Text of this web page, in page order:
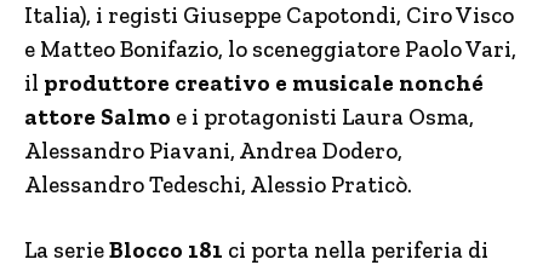
Italia), i registi Giuseppe Capotondi, Ciro Visco
e Matteo Bonifazio, lo sceneggiatore Paolo Vari,
il produttore creativo e musicale nonché
attore Salmo e i protagonisti Laura Osma,
Alessandro Piavani, Andrea Dodero,
Alessandro Tedeschi, Alessio Praticò.
La serieBlocco 181 ci porta nella periferia di